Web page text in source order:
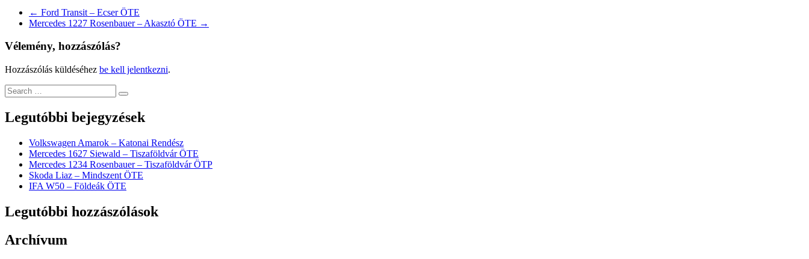
← Ford Transit – Ecser ÖTE
Mercedes 1227 Rosenbauer – Akasztó ÖTE →
Vélemény, hozzászólás?
Hozzászólás küldéséhez be kell jelentkezni.
Legutóbbi bejegyzések
Volkswagen Amarok – Katonai Rendész
Mercedes 1627 Siewald – Tiszaföldvár ÖTE
Mercedes 1234 Rosenbauer – Tiszaföldvár ÖTP
Skoda Liaz – Mindszent ÖTE
IFA W50 – Földeák ÖTE
Legutóbbi hozzászólások
Archívum